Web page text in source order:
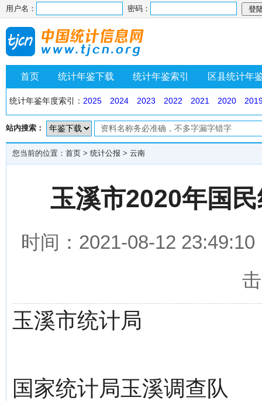
用户名： 密码：
首页 统计年鉴下载 统计年鉴索引 区县统计年
统计年鉴年度索引： 2025 2024 2023 2022 2021 2020
站内搜索：
您当前的位置： 首页 > 统计公报 > 云南
玉溪市2020年国
时间：2021-08-12
玉溪市统计局
国家统计局玉溪调查队